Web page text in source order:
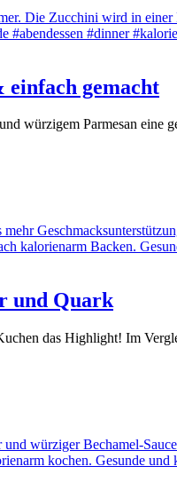
gemacht
würzigem Parmesan eine
und Quark
das Highlight! Im